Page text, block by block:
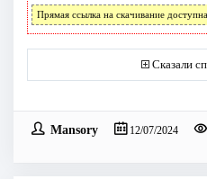
Прямая ссылка на скачивание
Сказали
Mansory 12/07/2024